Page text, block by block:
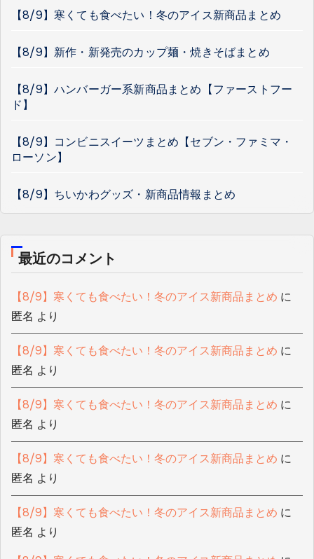
【8/9】寒くても食べたい！冬のアイス新商品まとめ
【8/9】新作・新発売のカップ麺・焼きそばまとめ
【8/9】ハンバーガー系新商品まとめ【ファーストフー
ド】
【8/9】コンビニスイーツまとめ【セブン・ファミマ・
ローソン】
【8/9】ちいかわグッズ・新商品情報まとめ
最近のコメント
【8/9】寒くても食べたい！冬のアイス新商品まとめ に
匿名 より
【8/9】寒くても食べたい！冬のアイス新商品まとめ に
匿名 より
【8/9】寒くても食べたい！冬のアイス新商品まとめ に
匿名 より
【8/9】寒くても食べたい！冬のアイス新商品まとめ に
匿名 より
【8/9】寒くても食べたい！冬のアイス新商品まとめ に
匿名 より